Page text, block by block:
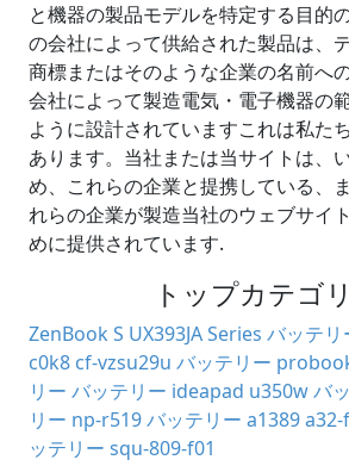
と機器の製品モデルを特定する目的
の会社によって供給された製品は、
商標またはそのような企業の名前へ
会社によって製造電気・電子機器の
ように設計されていますこれは私た
あります。当社または当サイトは、
め、これらの企業と提携している、
れらの企業が製造当社のウェブサイ
めに提供されています.
トップカテゴ
ZenBook S UX393JA Series バッテリ
c0k8 cf-vzsu29u バッテリー
リー バッテリー ideapad u350wバ
リー np-r519バッテリー a1389a32-
ッテリー squ-809-f01